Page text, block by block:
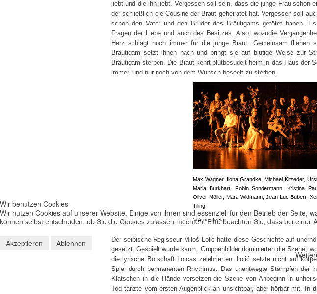
liebt und die ihn liebt. Vergessen soll sein, dass die junge Frau schon
der schließlich die Cousine der Braut geheiratet hat. Vergessen soll
schon den Vater und den Bruder des Bräutigams getötet haben.
Fragen der Liebe und auch des Besitzes. Also, wozudie
Herz schlägt noch immer für die junge Braut. Gemeinsam fliehen
Bräutigam setzt ihnen nach und bringt sie auf blutige Weise zur
Bräutigam sterben. Die Braut kehrt blutbesudelt heim in das Haus der
immer, und nur noch von dem Wunsch beseelt zu sterben.
Max Wagner, Ilona Grandke, Michael Kitzeder,
Maria Burkhart, Robin Sondermann, Kristina
Oliver Möller, Mara Widmann, Jean-Luc Bubert,
Tiling
© Arno Declair
Der serbische Regisseur Miloš Lolić hatte diese Geschichte auf
gesetzt. Gespielt wurde kaum. Gruppenbilder dominierten die Szene,
die lyrische Botschaft Lorcas zelebrierten. Lolić setzte nicht auf
Spiel durch permanenten Rhythmus. Das unentwegte Stampfen der
Klatschen in die Hände versetzen die Szene von Anbeginn in
Tod tanzte vom ersten Augenblick an unsichtbar, aber hörbar mit. In
Wir benutzen Cookies
Wir nutzen Cookies auf unserer Website. Einige von ihnen sind essenziell für den Betrieb der
können selbst entscheiden, ob Sie die Cookies zulassen möchten. Bitte beachten Sie, dass bei
Akzeptieren
Ablehnen